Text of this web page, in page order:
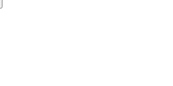
它们具有出色的耐力和灵活性，能够